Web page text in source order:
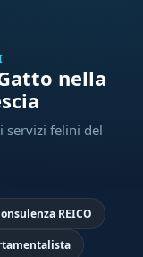
nella
servizi felini del
REICO